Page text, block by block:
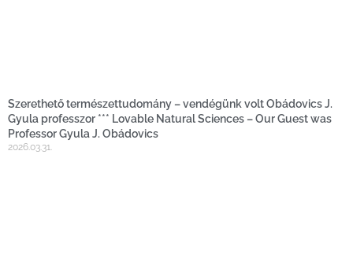
Szerethető természettudomány – vendégünk volt Obádovics J.
Gyula professzor *** Lovable Natural Sciences – Our Guest was
Professor Gyula J. Obádovics
2026.03.31.